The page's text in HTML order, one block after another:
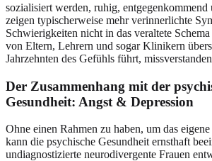
sozialisiert werden, ruhig, entgegenkommend
zeigen typischerweise mehr verinnerlichte
Schwierigkeiten nicht in das veraltete
von Eltern, Lehrern und sogar Klinikern
Jahrzehnten des Gefühls führt,
Der Zusammenhang mit der
Gesundheit: Angst & Depression
Ohne einen Rahmen zu haben, um das
kann die psychische Gesundheit ernsthaft
undiagnostizierte neurodivergente Frauen